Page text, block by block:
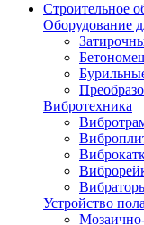
Строительное
Оборудование
Вибротехника
Устройство пола